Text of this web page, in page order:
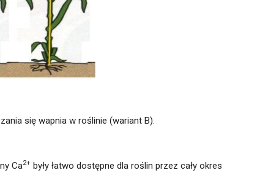
się wapnia w roślinie (wariant B).
Ca2+ były łatwo dostępne dla roślin przez cały okres